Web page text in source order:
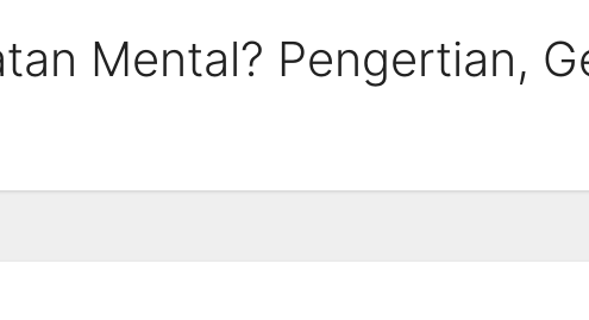
Mental? Pengertian,